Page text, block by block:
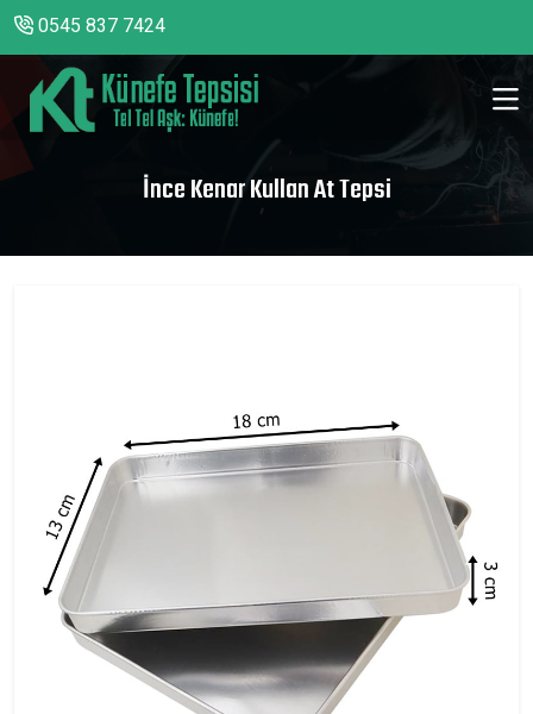
0545 837 7424
İnce Kenar Kullan At Tepsi